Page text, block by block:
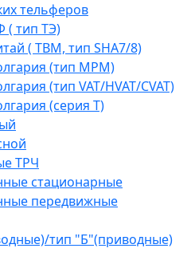
тельферов
( тип ТЭ)
( TBM, тип SHA7/8)
(тип МРМ)
(тип VAT/HVAT/CVAT)
(серия Т)
ТРЧ
стационарные
передвижные
тип "Б"(приводные)